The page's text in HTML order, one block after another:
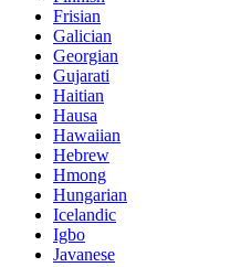
Frisian
Galician
Georgian
Gujarati
Haitian
Hausa
Hawaiian
Hebrew
Hmong
Hungarian
Icelandic
Igbo
Javanese